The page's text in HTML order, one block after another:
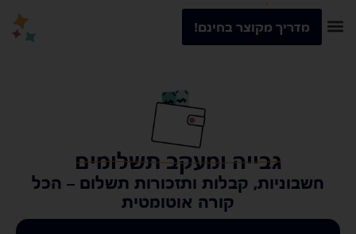
מדריך מקוצר בחינם!
גבייה ומעקב תשלומים
חשבוניות, קבלות ותזכורות תשלום – הכל
קורה אוטומטית